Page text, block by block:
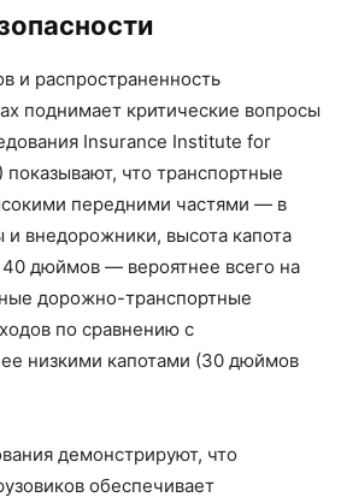
и распространенность
поднимает критические вопросы
Insurance Institute for
показывают, что транспортные
передними частями — в
и внедорожники, высота капота
дюймов — вероятнее всего на
дорожно-транспортные
по сравнению с
низкими капотами (30 дюймов
демонстрируют, что
обеспечивает